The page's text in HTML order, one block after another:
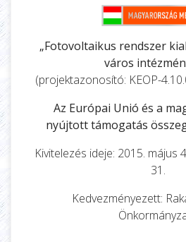
„Fotovoltaikus rendszer
város
(projektazonosító: KEOP-
Az Európai Unió és a
nyújtott támogatás
Kivitelezés ideje: 2015. május
31.
Kedvezményezett: